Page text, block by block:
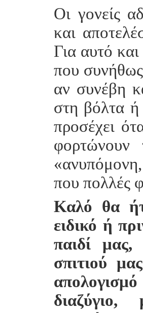
Οι γονείς
και
Για αυτό
που
αν συνέβη
στη βόλτα ή
προσέχει
φορτώνουν
που πολλές
Καλό θα
ειδικό ή
παιδί
σπιτιού
διαζύγιο,